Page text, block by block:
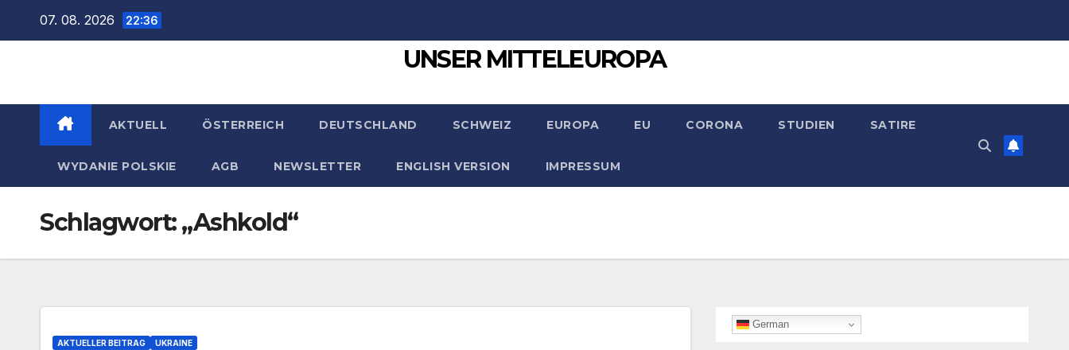
07. 08. 2026 22:36
UNSER MITTELEUROPA
AKTUELL ÖSTERREICH DEUTSCHLAND SCHWEIZ EUROPA EU CORONA STUDIEN SATIRE
WYDANIE POLSKIE AGB NEWSLETTER ENGLISH VERSION IMPRESSUM
Schlagwort:„Ashkold“
AKTUELLER BEITRAG UKRAINE
German